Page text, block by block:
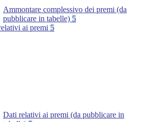
Ammontare complessivo dei premi (da
pubblicare in tabelle) 5
ai premi 5
Dati relativi ai premi (da pubblicare in